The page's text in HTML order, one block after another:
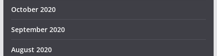
October 2020
September 2020
August 2020